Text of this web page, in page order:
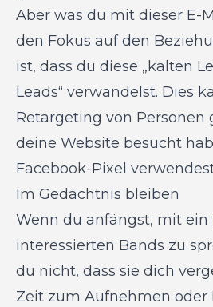
Aber was du mit dieser E-
den Fokus auf den
ist, dass du diese „kalten
Leads“ verwandelst. Dies
Retargeting von Personen
deine Website besucht
Facebook-Pixel
Im Gedächtnis bleiben
Wenn du anfängst, mit ein
interessierten Bands zu
du nicht, dass sie dich
Zeit zum Aufnehmen oder